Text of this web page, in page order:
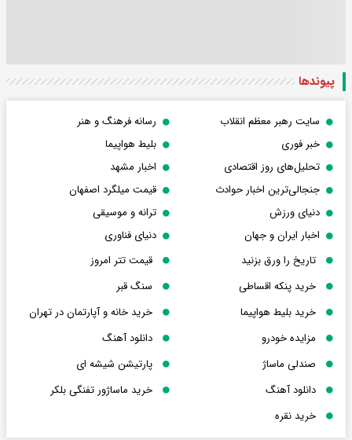
پیوندها
سایت رهبر معظم انقلاب
رسانه فرهنگ و هنر
خبر فوری
بلیط هواپیما
تحلیل‌های روز اقتصادی
اخبار مشهد
جنجالی‌ترین اخبار حوادث
قیمت میلگرد اصفهان
دنیای ورزش
ترانه و موسیقی
اخبار ایران و جهان
دنیای فناوری
تاریخ را ورق بزنید
قیمت تتر امروز
خرید پنکه اقساطی
سنگ قبر
خرید بلیط هواپیما
خرید خانه و آپارتمان در تهران
مزایده خودرو
دانلود آهنگ
صندلی ماساژ
پارتیشن شیشه ای
دانلود آهنگ
خرید ماساژور تفنگی بلکر
خرید نقره